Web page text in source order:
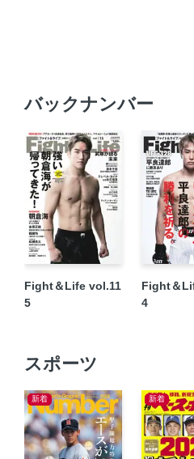
バックナンバー
Fight＆Life vol.11
5
Fight＆
4
スポーツ
新着 新着